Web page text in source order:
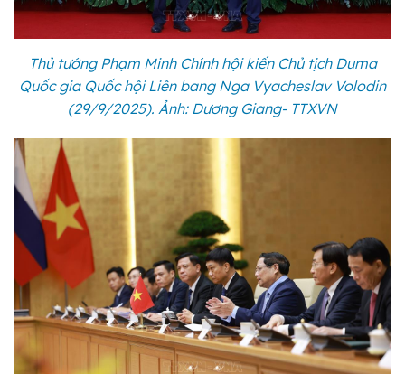
Thủ tướng Phạm Minh Chính hội kiến Chủ tịch Duma
Quốc gia Quốc hội Liên bang Nga Vyacheslav Volodin
(29/9/2025). Ảnh: Dương Giang- TTXVN